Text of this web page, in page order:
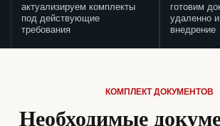
актуализируем комплекты
под действующие
требования
готовим
удаленно
внедрение
КОМПЛЕКТ ДОКУМЕНТОВ
Необходимые